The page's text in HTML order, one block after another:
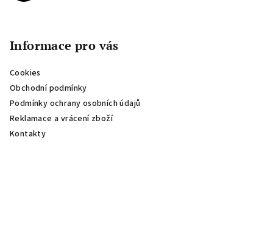
Informace pro vás
Cookies
Obchodní podmínky
Podmínky ochrany osobních údajů
Reklamace a vrácení zboží
Kontakty